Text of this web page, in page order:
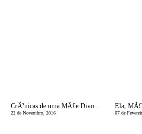
CrÃ³nicas de uma MÃ£e Divorciada | A Cama da MÃ£e
22 de Novembro, 2016 07 de